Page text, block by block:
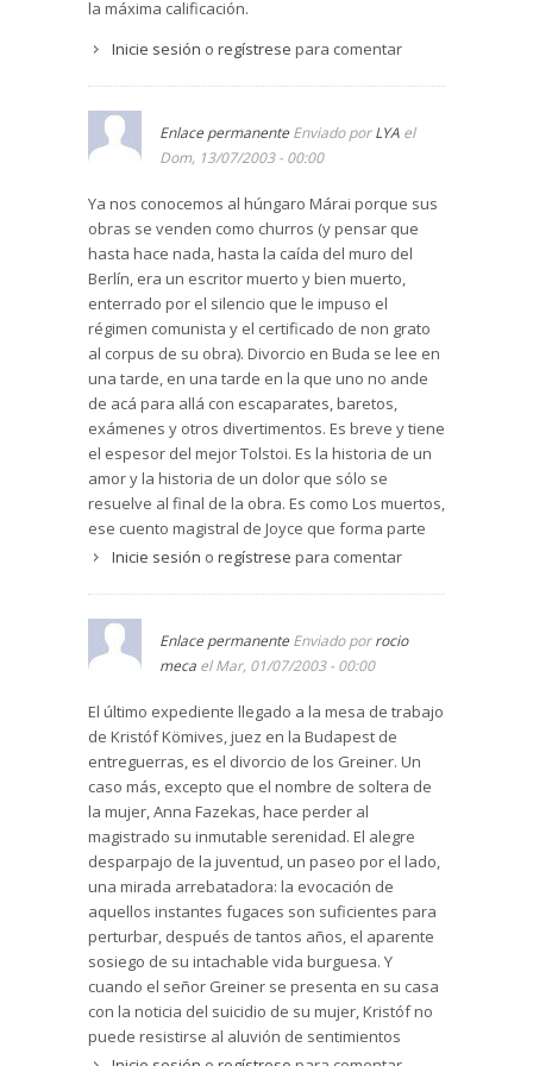
la máxima calificación.
Inicie sesión o regístrese para comentar
Enlace permanente Enviado porLYA el
Dom, 13/07/2003 - 00:00
Ya nos conocemos al húngaro Márai porque sus
obras se venden como churros (y pensar que
hasta hace nada, hasta la caída del muro del
Berlín, era un escritor muerto y bien muerto,
enterrado por el silencio que le impuso el
régimen comunista y el certificado de non grato
al corpus de su obra). Divorcio en Buda se lee en
una tarde, en una tarde en la que uno no ande
de acá para allá con escaparates, baretos,
exámenes y otros divertimentos. Es breve y tiene
el espesor del mejor Tolstoi. Es la historia de un
amor y la historia de un dolor que sólo se
resuelve al final de la obra. Es como Los muertos,
ese cuento magistral de Joyce que forma parte
de Dublineses, en el que el diálogo final del
de complicidad burguesa que habían mantenido
horas antes en una casa llena de invitados. Pues
así Márai en ese diálogo último. En Divorcio en
Buda hay diamantes que brillan intensamente,
como esa relación honda del matrimonio
protagonista, que fueron capaces de reservar su
sexualidad hasta el matrimonio no por
disposición social o cultural sino por la
consideración emocionada de un encuentro tan
verdadero que les exigía una total disposición
vital. Aparece en la obra un cura que no busca a
Dios a dentelladas, exigiéndole respuestas,
soluciones de ¡ya!, etc., sino que es consciente
de que con Él no tiene por qué defenderse sino
prepararse para cuando quiera visitarlo. Y
cuando el dolor aparece por la puerta, se
muestra Márai corrosivo, despiadado, "¿qué nos
Inicie sesión o regístrese para comentar
Enlace permanente Enviado porrocio
meca el Mar, 01/07/2003 - 00:00
El último expediente llegado a la mesa de trabajo
de Kristóf Kömives, juez en la Budapest de
entreguerras, es el divorcio de los Greiner. Un
caso más, excepto que el nombre de soltera de
la mujer, Anna Fazekas, hace perder al
magistrado su inmutable serenidad. El alegre
desparpajo de la juventud, un paseo por el lado,
una mirada arrebatadora: la evocación de
aquellos instantes fugaces son suficientes para
perturbar, después de tantos años, el aparente
sosiego de su intachable vida burguesa. Y
cuando el señor Greiner se presenta en su casa
con la noticia del suicidio de su mujer, Kristóf no
puede resistirse al aluvión de sentimientos